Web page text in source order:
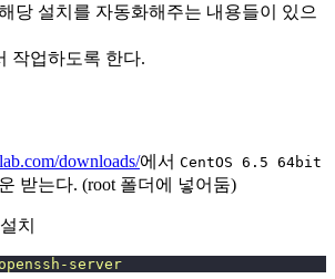
당 설치를 자동화해주는 내용들이 있으
작업하도록 한다.
downloads/에서 CentOS 6.5 64bit
받는다. (root 폴더에 넣어둠)
치
server